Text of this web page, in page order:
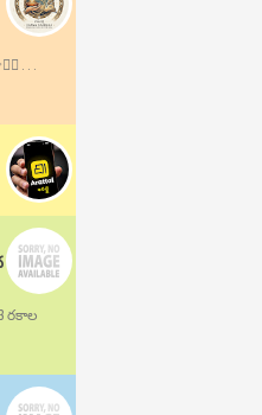
. . .
రకాల